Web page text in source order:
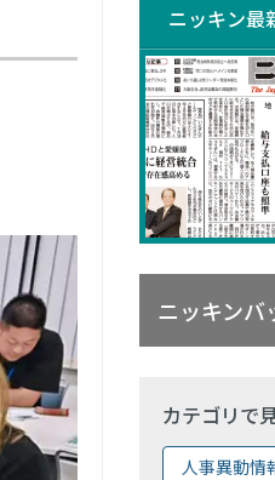
ニッキン最
ニッキンバ
カテゴリで
人事異動情